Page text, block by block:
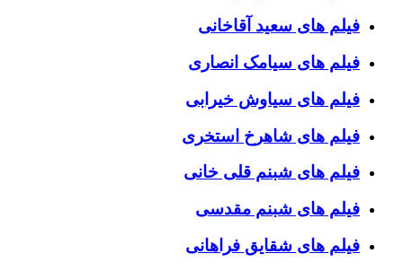
فیلم های سعید آقاخانی
فیلم های سیامک انصاری
فیلم های سیاوش خیرابی
فیلم های شاهرخ استخری
فیلم های شبنم قلی خانی
فیلم های شبنم مقدسی
فیلم های شقایق فراهانی